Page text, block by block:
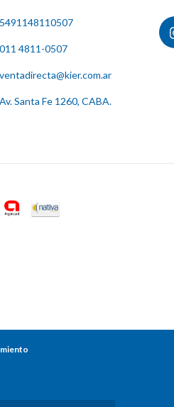
5491148110507
011 4811-0507
ventadirecta@kier.com.ar
Av. Santa Fe 1260, CABA.